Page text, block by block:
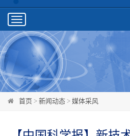
Toggle
navigation
首页 > 新闻动态 > 媒体采风